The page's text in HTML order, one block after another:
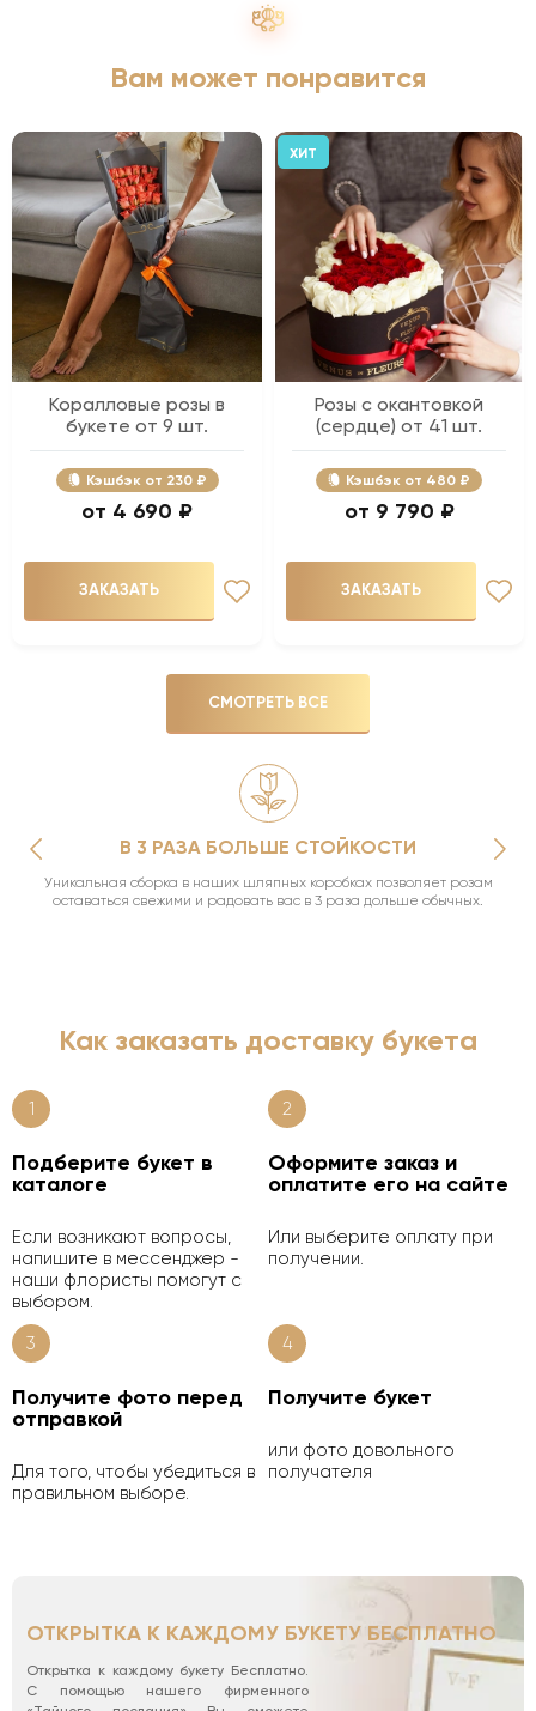
Вам может понравится
Коралловые розы в
букете от 9 шт.
Кэшбэк 230 ₽
4 690 ₽
ЗАКАЗАТЬ
ХИТ
Розы с окантовкой
(сердце) от 41 шт.
Кэшбэк 480 ₽
9 790 ₽
ЗАКАЗАТЬ
СМОТРЕТЬ ВСЕ
В 3 РАЗА БОЛЬШЕ СТОЙКОСТИ
Уникальная сборка в наших шляпных коробках позволяет розам
оставаться свежими и радовать вас в 3 раза дольше обычных.
Как заказать доставку букета
1
Подберите букет в
каталоге
Если возникают вопросы,
напишите в мессенджер -
наши флористы помогут с
выбором.
2
Оформите заказ и
оплатите его на сайте
Или выберите оплату при
получении.
3
Получите фото перед
отправкой
Для того, чтобы убедиться в
правильном выборе.
4
Получите букет
или фото довольного
получателя
ОТКРЫТКА К КАЖДОМУ БУКЕТУ БЕСПЛАТНО
Открытка к каждому букету Бесплатно.
С помощью нашего фирменного